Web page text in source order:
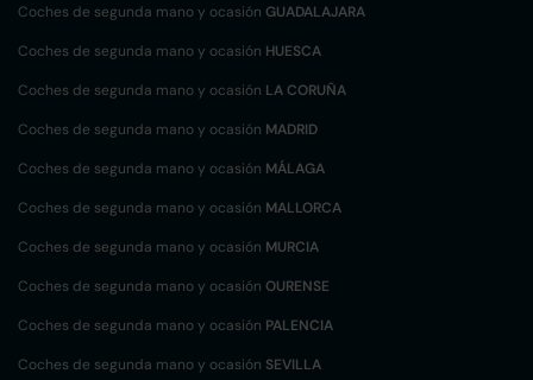
Coches de segunda mano y ocasión GUADALAJARA
Coches de segunda mano y ocasión HUESCA
Coches de segunda mano y ocasión LA CORUÑA
Coches de segunda mano y ocasión MADRID
Coches de segunda mano y ocasión MÁLAGA
Coches de segunda mano y ocasión MALLORCA
Coches de segunda mano y ocasión MURCIA
Coches de segunda mano y ocasión OURENSE
Coches de segunda mano y ocasión PALENCIA
Coches de segunda mano y ocasión SEVILLA